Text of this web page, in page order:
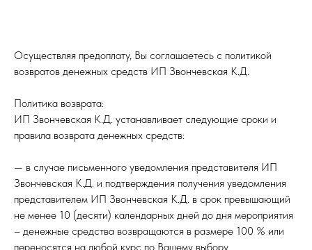
Осуществляя предоплату, Вы соглашаетесь с политикой
возвратов денежных средств ИП Звончевская К.Д.
Политика возврата:
ИП Звончевская К.Д. устанавливает следующие сроки и
правила возврата денежных средств:
— в случае письменного уведомления представителя ИП
Звончевская К.Д. и подтверждения получения уведомления
представителем ИП Звончевская К.Д. в срок превышающий
не менее 10 (десяти) календарных дней до дня мероприятия
– денежные средства возвращаются в размере 100 % или
переносятся на любой курс по Вашему выбору.